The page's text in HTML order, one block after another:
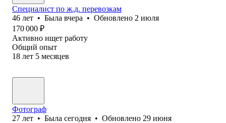
Специалист по ж.д. перевозкам
46 лет • Была вчера • Обновлено 2 июля
170 000 ₽
Активно ищет работу
Общий опыт
18 лет 5 месяцев
Фотограф
27 лет • Была сегодня • Обновлено 29 июня